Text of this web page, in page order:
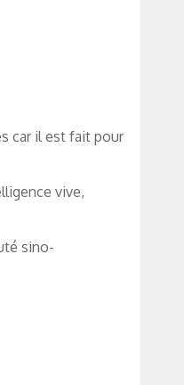
car il est fait pour
vive,
sino-